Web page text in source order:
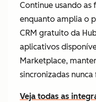
Continue usando as
enquanto amplia o
CRM gratuito da
aplicativos
Marketplace,
sincronizadas
Veja todas as